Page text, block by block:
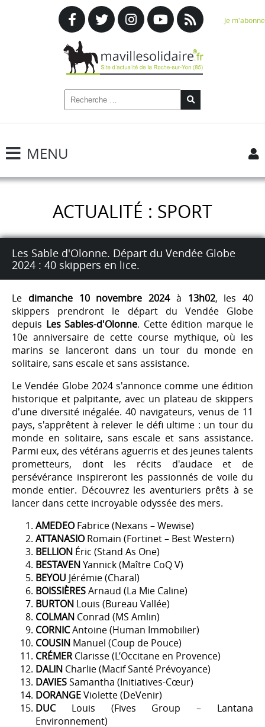
Je m'abonne
MENU
ACTUALITÉ : SPORT
Les Sable d'Olonne. Départ du Vendée Globe
2024 : 40 skippers en lice.
Le dimanche 10 novembre 2024à 13h02, les 40
skippers prendront le départ du Vendée Globe
depuis Les Sables-d'Olonne. Cette édition marque le
10e anniversaire de cette course mythique, où les
marins se lanceront dans un tour du monde en
solitaire, sans escale et sans assistance.
Le Vendée Globe 2024 s'annonce comme une édition
historique et palpitante, avec un plateau de skippers
d'une diversité inégalée. 40 navigateurs, venus de 11
pays, s'apprêtent à relever le défi ultime : un tour du
monde en solitaire, sans escale et sans assistance.
Parmi eux, des vétérans aguerris et des jeunes talents
prometteurs, dont les récits d'audace et de
persévérance inspireront les passionnés de voile du
monde entier. Découvrez les aventuriers prêts à se
lancer dans cette incroyable odyssée des mers.
AMEDEOFabrice (Nexans – Wewise)
ATTANASIORomain (Fortinet – Best Western)
BELLION Éric (Stand As One)
BESTAVENYannick (Maître CoQ V)
BEYOU Jérémie (Charal)
BOISSIÈRESArnaud (La Mie Caline)
BURTON Louis (Bureau Vallée)
COLMAN Conrad (MS Amlin)
CORNICAntoine (Human Immobilier)
COUSIN Manuel (Coup de Pouce)
CRÉMERClarisse (L’Occitane en Provence)
DALIN Charlie (Macif Santé Prévoyance)
DAVIESSamantha (Initiatives-Cœur)
DORANGEViolette (DeVenir)
DUCLouis (Fives Group – Lantana
Environnement)